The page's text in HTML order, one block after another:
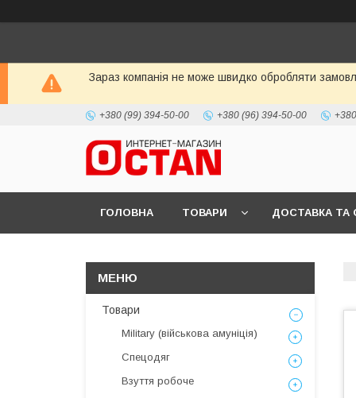
Зараз компанія не може швидко обробляти
+380 (99) 394-50-00 +380 (96) 394-50-00
ГОЛОВНА ТОВАРИ ДОСТАВКА ТА
Товари
Military (військова амуніція)
Спецодяг
Взуття робоче